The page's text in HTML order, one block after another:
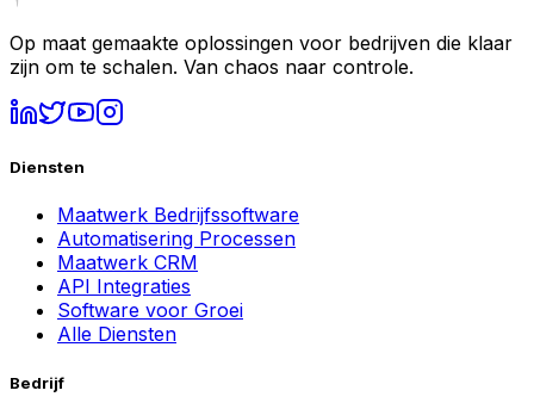
Op maat gemaakte oplossingen voor bedrijven die klaar
zijn om te schalen. Van chaos naar controle.
Diensten
Maatwerk Bedrijfssoftware
Automatisering Processen
Maatwerk CRM
API Integraties
Software voor Groei
Alle Diensten
Bedrijf